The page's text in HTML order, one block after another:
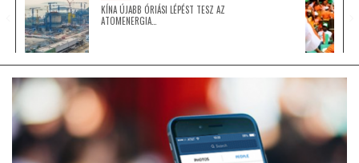
GLOBOTV BP
TROPICALMAGAZIN
KÍNA ÚJABB ÓRIÁSI LÉPÉST TESZ AZ
ATOMENERGIA…